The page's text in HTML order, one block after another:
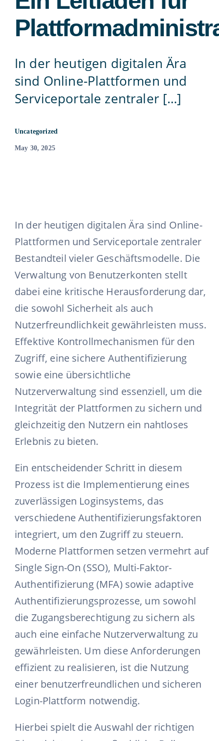
In der heutigen digitalen Ära
sind Online-Plattformen und
Serviceportale zentraler […]
Uncategorized
May 30, 2025
In der heutigen digitalen Ära sind Online-
Plattformen und Serviceportale zentraler
Bestandteil vieler Geschäftsmodelle. Die
Verwaltung von Benutzerkonten stellt
dabei eine kritische Herausforderung dar,
die sowohl Sicherheit als auch
Nutzerfreundlichkeit gewährleisten muss.
Effektive Kontrollmechanismen für den
Zugriff, eine sichere Authentifizierung
sowie eine übersichtliche
Nutzerverwaltung sind essenziell, um die
Integrität der Plattformen zu sichern und
gleichzeitig den Nutzern ein nahtloses
Erlebnis zu bieten.
Ein entscheidender Schritt in diesem
Prozess ist die Implementierung eines
zuverlässigen Loginsystems, das
verschiedene Authentifizierungsfaktoren
integriert, um den Zugriff zu steuern.
Moderne Plattformen setzen vermehrt auf
Single Sign-On (SSO), Multi-Faktor-
Authentifizierung (MFA) sowie adaptive
Authentifizierungsprozesse, um sowohl
die Zugangsberechtigung zu sichern als
auch eine einfache Nutzerverwaltung zu
gewährleisten. Um diese Anforderungen
effizient zu realisieren, ist die Nutzung
einer benutzerfreundlichen und sicheren
Login-Plattform notwendig.
Hierbei spielt die Auswahl der richtigen